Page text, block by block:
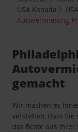
USA Kanada
USA
Autovermietung
gemacht
Wir machen es
verstehen, dass
das Beste aus Ihrer